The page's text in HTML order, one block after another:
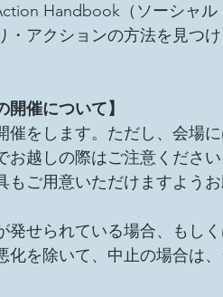
Handbook（ソーシャ
・アクションの方法を見つ
開催について】
催をします。ただし、会場
お越しの際はご注意くださ
もご用意いただけますよう
発せられている場合、もし
化を除いて、中止の場合は